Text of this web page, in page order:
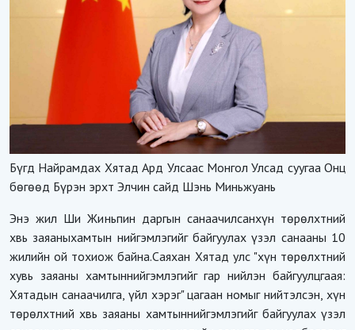
Бүгд Найрамдах Хятад Ард Улсаас Монгол Улсад суугаа Онц
бөгөөд Бүрэн эрхт Элчин сайд Шэнь Миньжуань
Энэ жил Ши Жиньпин даргын санаачилсанхүн төрөлхтний
хвь заяаныхамтын нийгэмлэгийг байгуулах үзэл санааны 10
жилийн ой тохиож байна.Саяхан Хятад улс "хүн төрөлхтний
хувь заяаны хамтыннийгэмлэгийг гар нийлэн байгуулцгаая:
Хятадын санаачилга, үйл хэрэг" цагаан номыг нийтэлсэн, хүн
төрөлхтний хвь заяаны хамтыннийгэмлэгийг байгуулах үзэл